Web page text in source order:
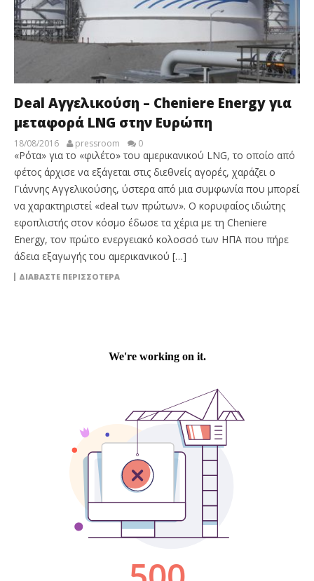
Deal Aγγελικούση – Cheniere Energy για
μεταφορά LΝG στην Ευρώπη
18/08/2016 pressroom 0
«Pότα» για το «φιλέτο» του αμερικανικού LNG, το οποίο από
φέτος άρχισε να εξάγεται στις διεθνείς αγορές, χαράζει ο
Γιάννης Aγγελικούσης, ύστερα από μια συμφωνία που μπορεί
να χαρακτηριστεί «deal των πρώτων». O κορυφαίος ιδιώτης
εφοπλιστής στον κόσμο έδωσε τα χέρια με τη Cheniere
Energy, τον πρώτο ενεργειακό κολοσσό των HΠA που πήρε
άδεια εξαγωγής του αμερικανικού […]
ΔΙΑΒΆΣΤΕ ΠΕΡΙΣΣΌΤΕΡΑ